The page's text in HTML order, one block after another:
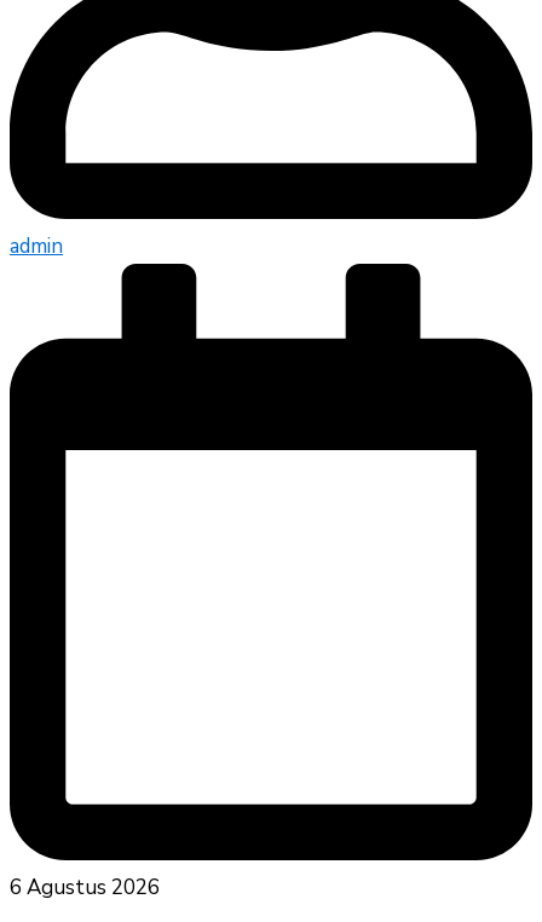
admin
6 Agustus 2026